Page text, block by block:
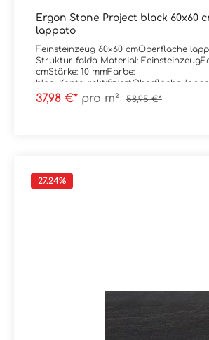
Ergon Stone Project black 60x60
lappato
Feinsteinzeug 60x60 cmOberfläche
Struktur falda Material:
cmStärke: 10 mmFarbe:
blackKante: rektifiziertOberfläche:
anpoliertAbrieb/Trittsicherheit: V/R9
Verpackungsdaten:Paketinhalt: 1,08
37,98 €* pro m² 58,95 €*
27.24%